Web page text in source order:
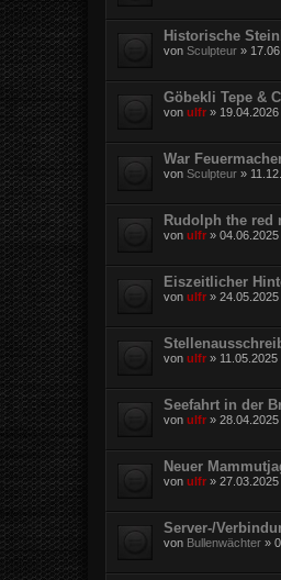
Historische
von Sculpteur »
Göbekli Tepe &
von ulfr »
War
von Sculpteur »
Rudolph the red
von ulfr »
Eiszeitlicher
von ulfr » 24.05.2025
von ulfr » 11.05.2025
Seefahrt in der
von ulfr » 28.04.2025
Neuer
von ulfr »
Server-/
von Bullenwächter »